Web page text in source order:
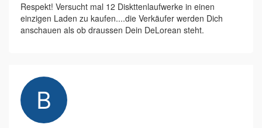
Respekt! Versucht mal 12 Diskttenlaufwerke in einen
einzigen Laden zu kaufen....die Verkäufer werden Dich
anschauen als ob draussen Dein DeLorean steht.